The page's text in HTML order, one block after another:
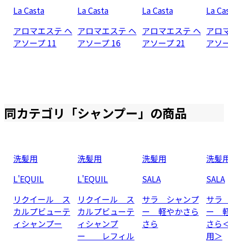
La Casta
アロマエステ ヘ
アソープ 11
La Casta
アロマエステ ヘ
アソープ 16
La Casta
アロマエステ ヘ
アソープ 21
La
アロ
アソ
同カテゴリ「シャンプー」の商品
洗髪用
L'EQUIL
リクイール ス
カルプビューテ
ィシャンプー
洗髪用
L'EQUIL
リクイール ス
カルプビューテ
ィシャンプ
ー レフィル
洗髪用
SALA
サラ シャンプ
ー 軽やかさら
さら
洗髪
SALA
サラ
ー
さら
用＞